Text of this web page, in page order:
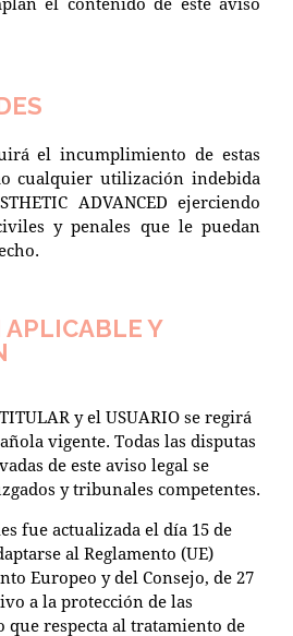
el incumplimiento de estas
cualquier utilización indebida
ADVANCED ejerciendo
y penales que le puedan
Y
y el USUARIO se regirá
vigente. Todas las disputas
de este aviso legal se
y tribunales competentes.
fue actualizada el día 15 de
al Reglamento (UE)
Europeo y del Consejo, de 27
a la protección de las
que respecta al tratamiento de